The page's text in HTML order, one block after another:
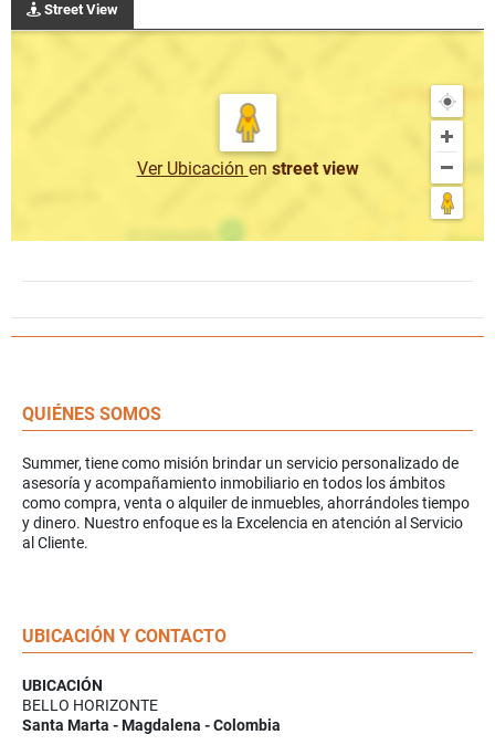
Street View
Ver Ubicación en street view
QUIÉNES SOMOS
Summer, tiene como misión brindar un servicio personalizado de
asesoría y acompañamiento inmobiliario en todos los ámbitos
como compra, venta o alquiler de inmuebles, ahorrándoles tiempo
y dinero. Nuestro enfoque es la Excelencia en atención al Servicio
al Cliente.
UBICACIÓN Y CONTACTO
UBICACIÓN
BELLO HORIZONTE
Santa Marta - Magdalena - Colombia